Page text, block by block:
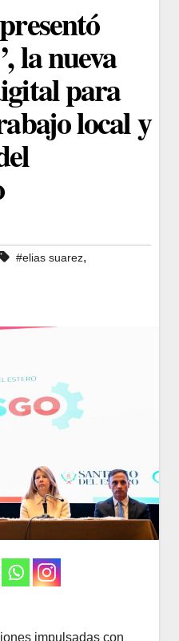
la nueva
para
local y
#elias suarez,
impulsadas con